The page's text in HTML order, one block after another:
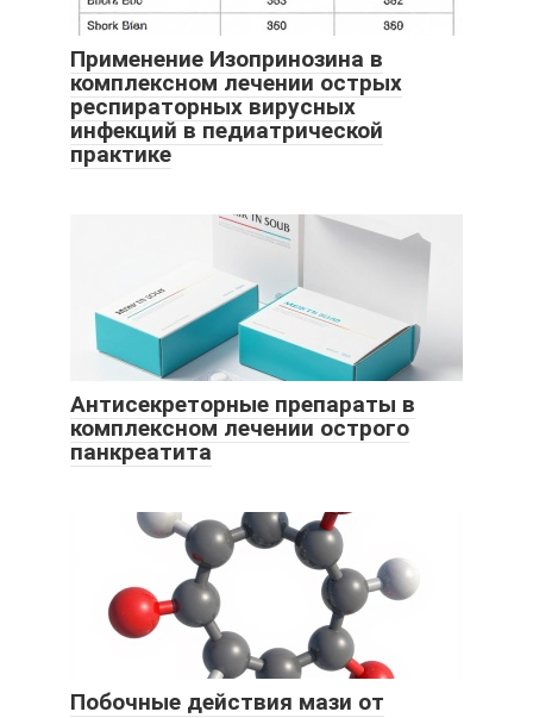
Применение Изопринозина в
комплексном лечении острых
респираторных вирусных
инфекций в педиатрической
практике
Антисекреторные препараты в
комплексном лечении острого
панкреатита
Побочные действия мази от